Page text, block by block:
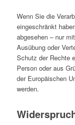
Wenn Sie die
eingeschränkt
abgesehen – nur
Ausübung oder
Schutz der Rechte
Person oder aus
der Europäischen
werden.